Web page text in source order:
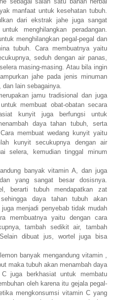
manfaat untuk kesehatan tubuh.
dari ekstrak jahe juga sangat
menghilangkan peradangan.
menghilangkan pegal-pegal dan
tubuh. Cara membuatnya yaitu
seduh dengan air panas,
masing-masing. Atau bila ingin
jahe pada jenis minuman
lain sebagainya.
jamu tradisional dan juga
membuat obat-obatan secara
kunyit juga berfungsi untuk
daya tahan tubuh, serta
membuat wedang kunyit yaitu
kunyit secukupnya dengan air
selera, kemudian tinggal minum
banyak vitamin A, dan juga
yang sangat besar dosisnya.
berarti tubuh mendapatkan zat
daya tahan tubuh akan
menjadi penyebab tidak mudah
membuatnya yaitu dengan cara
tambah sedikit air, tambah
dibuat jus, wortel juga bisa
banyak mengandung vitamin ,
maka tubuh akan menambah daya
juga berkhasiat untuk membatu
oleh karena itu gejala pegal-
mengkonsumsi vitamin C yang